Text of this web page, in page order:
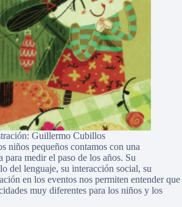
Guillermo Cubillos
niños pequeños contamos con una
para medir el paso de los años. Su
del lenguaje, su interacción social, su
en los eventos nos permiten entender que
muy diferentes para los niños y los